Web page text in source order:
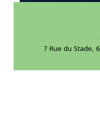
7 Rue du Stade,